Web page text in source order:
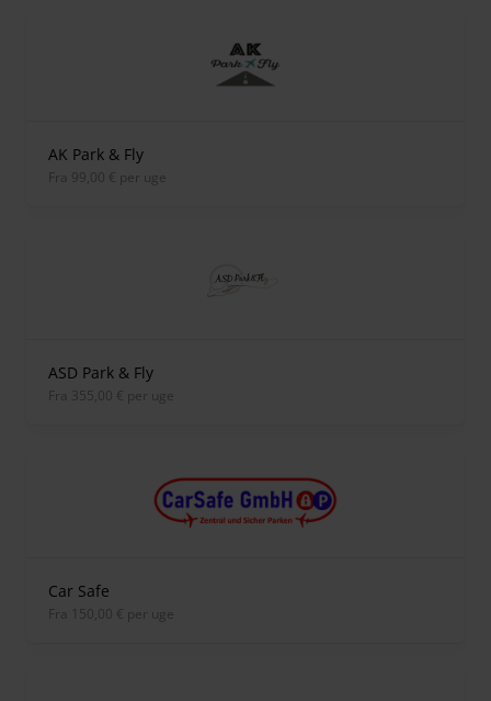
AK Park & Fly
fra 99,00 € per uge
ASD Park & Fly
fra 355,00 € per uge
Car Safe
fra 150,00 € per uge